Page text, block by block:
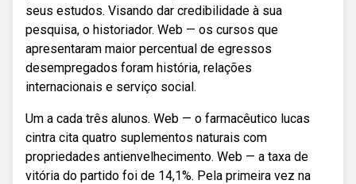
seus estudos. Visando dar credibilidade à sua
pesquisa, o historiador. Web — os cursos que
apresentaram maior percentual de egressos
desempregados foram história, relações
internacionais e serviço social.
Um a cada três alunos. Web — o farmacêutico lucas
cintra cita quatro suplementos naturais com
propriedades antienvelhecimento. Web — a taxa de
vitória do partido foi de 14,1%. Pela primeira vez na